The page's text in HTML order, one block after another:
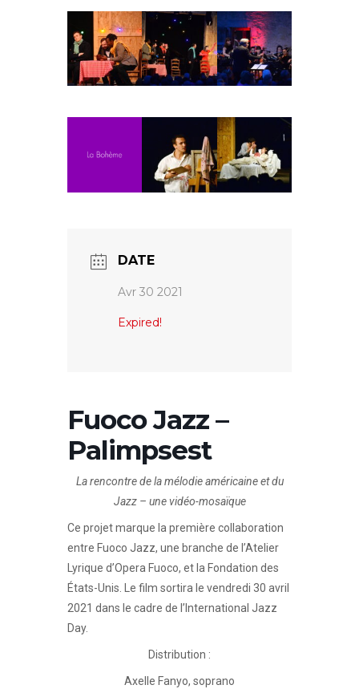
Fuoco Obbligato
Fuoco Jazz
Archives
Vidéos
Galerie
Nous soutenir
DATE
Avr 30 2021
Expired!
Fuoco Jazz –
Palimpsest
La rencontre de la mélodie américaine et du
Jazz – une vidéo-mosaïque
Ce projet marque la première collaboration
entre Fuoco Jazz, une branche de l’Atelier
Lyrique d’Opera Fuoco, et la Fondation des
États-Unis. Le film sortira le vendredi 30 avril
2021 dans le cadre de l’International Jazz
Day.
Distribution :
Axelle Fanyo, soprano